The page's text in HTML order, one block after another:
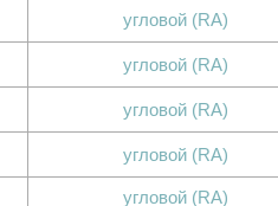
угловой (RA)
угловой (RA)
угловой (RA)
угловой (RA)
угловой (RA)